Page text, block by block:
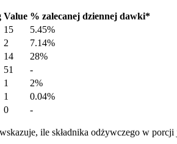
Value % zalecanej dziennej dawki*
15
5.45%
2
7.14%
14
28%
51
-
1
2%
1
0.04%
0 -
ile składnika odżywczego w